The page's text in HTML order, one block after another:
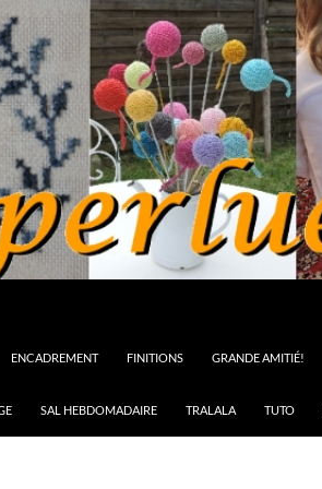
ENCADREMENT FINITIONS GRANDE AMITIÉ!
SAL HEBDOMADAIRE TRALALA TUTO